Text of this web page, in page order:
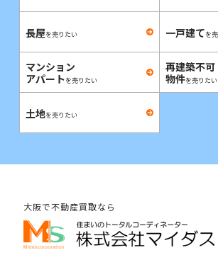
長屋を売りたい 一戸建てを
マンション
アパートを売りたい
再建築不可
物件を売りたい
土地を売りたい
大阪で不動産買取なら